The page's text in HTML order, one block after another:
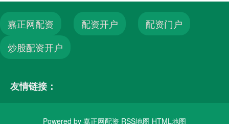
嘉正网配资 配资开户
配资门户
炒股配资开户
友情链接：
Powered by 嘉正网配资 RSS地图 HTML地图